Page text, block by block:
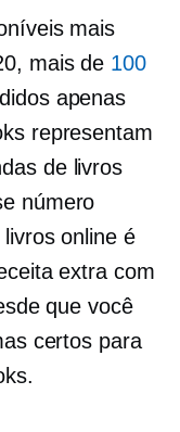
mais
mais de 100
apenas
representam
de livros
número
online é
extra com
que você
certos para